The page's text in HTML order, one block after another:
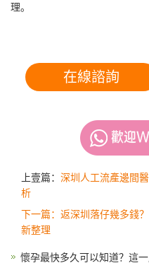
理。
在線諮詢
上壹篇： 深圳人工流產邊間
析
下一篇：返深圳落仔幾多錢
新整理
懷孕最快多久可以知道？這